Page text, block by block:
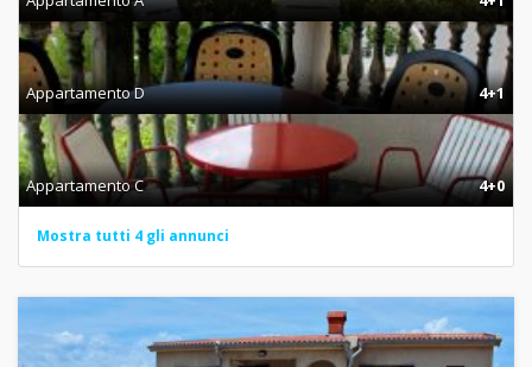
Appartamento D 4+1
Appartamento C 4+0
Mostra tutti 4 gli annunci